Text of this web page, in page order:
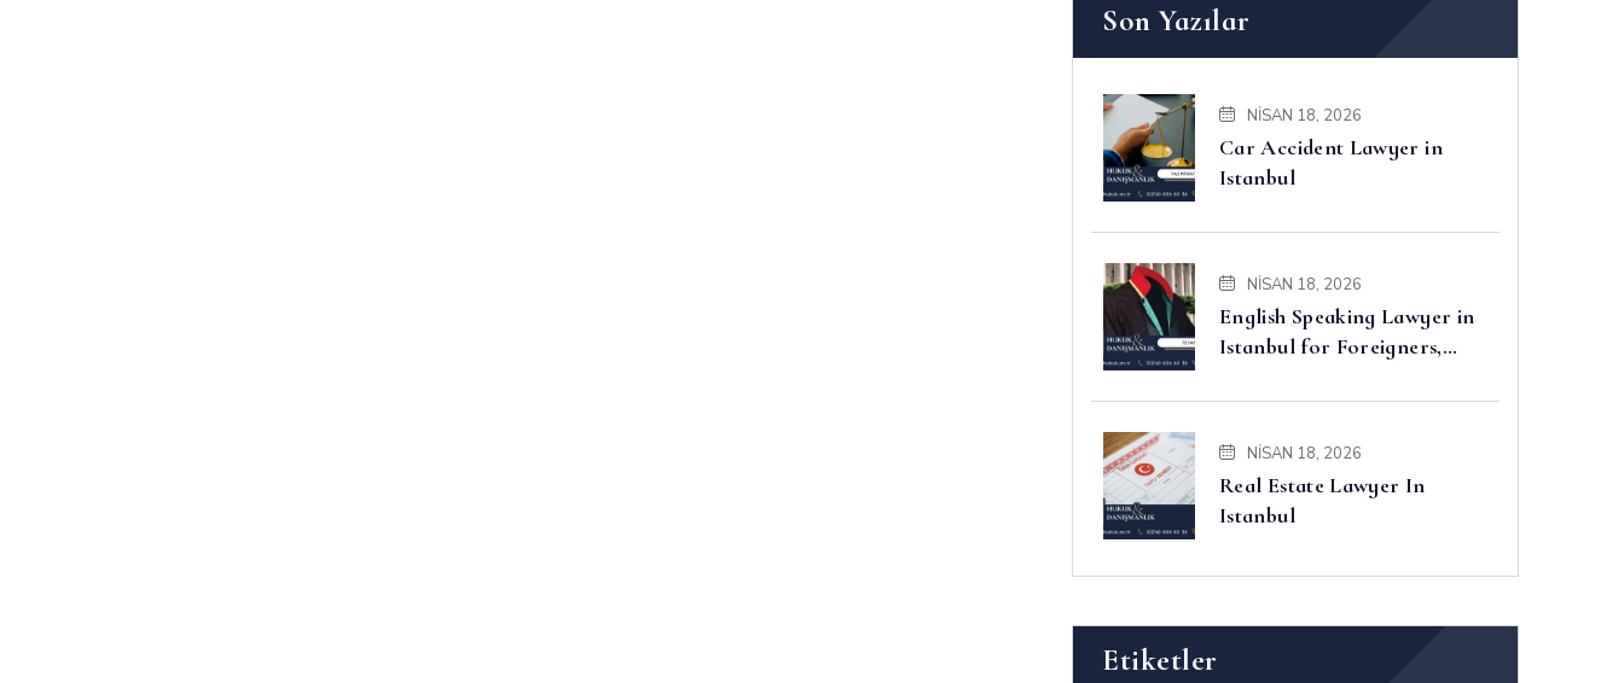
Son Yazılar
NISAN 18, 2026
Car Accident Lawyer in
Istanbul
NISAN 18, 2026
English Speaking Lawyer in
Istanbul for Foreigners,
Disputes
NISAN 18, 2026
Real Estate Lawyer In
Istanbul
Etiketler